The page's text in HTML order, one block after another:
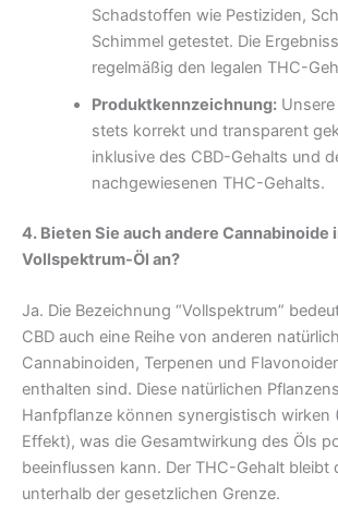
Schadstoffen wie Pestiziden,
Schimmel getestet. Die
regelmäßig den legalen THC-
Produktkennzeichnung:Unsere
stets korrekt und transparent
inklusive des CBD-Gehalts und
nachgewiesenen THC-Gehalts.
4. Bieten Sie auch andere Cannabinoide
Vollspektrum-Öl an?
Ja. Die Bezeichnung “Vollspektrum”
CBD auch eine Reihe von anderen
Cannabinoiden, Terpenen und
enthalten sind. Diese natürlichen
Hanfpflanze können synergistisch wirken
Effekt), was die Gesamtwirkung des Öls
beeinflussen kann. Der THC-Gehalt bleibt
unterhalb der gesetzlichen Grenze.